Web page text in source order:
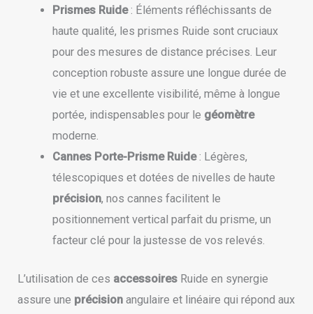
Prismes Ruide: Éléments réfléchissants de
haute qualité, les prismes Ruide sont cruciaux
pour des mesures de distance précises. Leur
conception robuste assure une longue durée de
vie et une excellente visibilité, même à longue
portée, indispensables pour le géomètre
moderne.
Cannes Porte-Prisme Ruide: Légères,
télescopiques et dotées de nivelles de haute
précision, nos cannes facilitent le
positionnement vertical parfait du prisme, un
facteur clé pour la justesse de vos relevés.
L’utilisation de ces accessoires Ruide en synergie
assure une précision angulaire et linéaire qui répond aux